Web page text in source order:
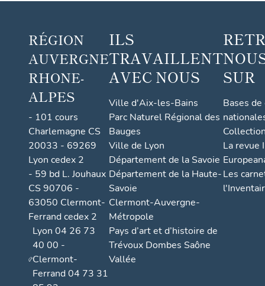
RÉGION
AUVERGNE
RHONE-
ALPES
- 101 cours
Charlemagne CS
20033 - 69269
Lyon cedex 2
- 59 bd L. Jouhaux
CS 90706 -
63050 Clermont-
Ferrand cedex 2
Lyon 04 26 73
40 00 -
Clermont-
Ferrand 04 73 31
ILS
TRAVAILLENT
AVEC NOUS
Ville d'Aix-les-Bains
Parc Naturel Régional des
Bauges
Ville de Lyon
Département de la Savoie
Département de la Haute-
Savoie
Clermont-Auvergne-
Métropole
Pays d’art et d’histoire de
Trévoux Dombes Saône
Vallée
SUR
Bases
La revue
Les